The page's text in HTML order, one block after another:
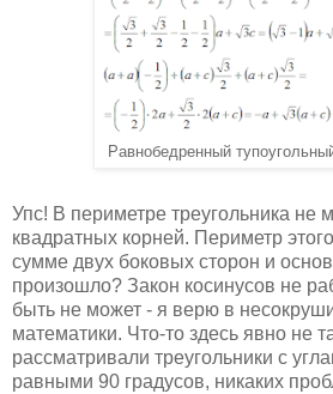
Равнобедренный
Упс! В периметре треугольника не
квадратных корней. Периметр
сумме двух боковых сторон и
произошло? Закон косинусов не
быть не может - я верю в
математики. Что-то здесь явно не
рассматривали треугольники с
равными 90 градусов, никаких